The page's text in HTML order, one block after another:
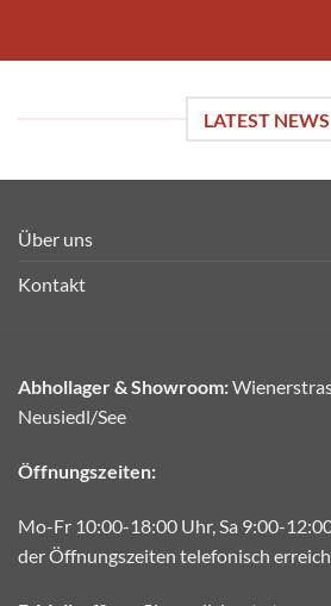
LATEST NEWS
Über uns
Kontakt
Abhollager & Showroom:
Neusiedl/See
Öffnungszeiten:
Mo-Fr 10:00-18:00 Uhr, Sa 9:00-
der Öffnungszeiten telefonisch